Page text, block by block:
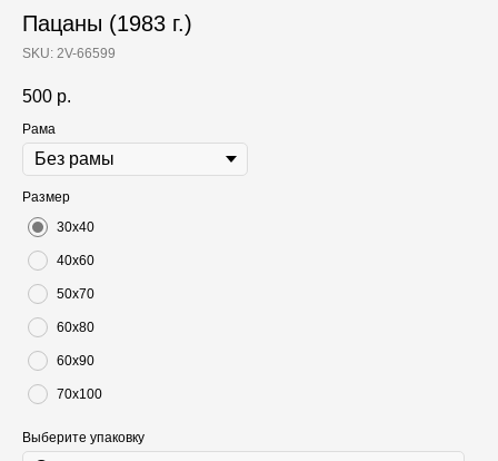
Пацаны (1983 г.)
SKU: 2V-66599
500 р.
Рама
Размер
30х40
40х60
50х70
60х80
60х90
70х100
Выберите упаковку